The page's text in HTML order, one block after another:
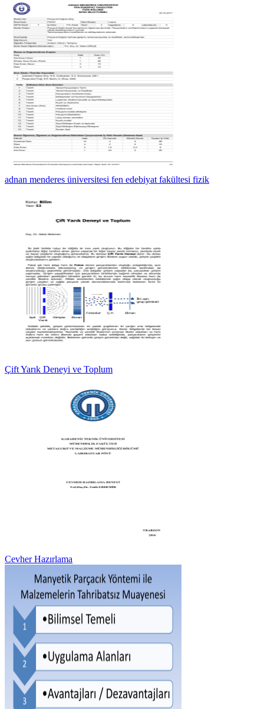
adnan menderes üniversitesi fen edebiyat fakültesi fizik
Çift Yarık Deneyi ve Toplum
Cevher Hazırlama